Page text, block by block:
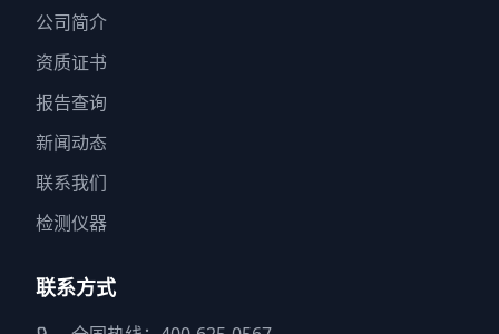
公司简介
资质证书
报告查询
新闻动态
联系我们
检测仪器
联系方式